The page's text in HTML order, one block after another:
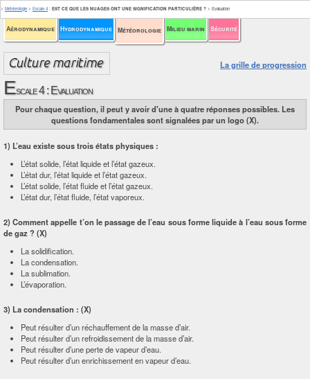
Aérodynamique Hydrodynamique Météorologie Milieu marin Sécurité
> Météorologie > Escale 4 : EST CE QUE LES NUAGES ONT UNE SIGNIFICATION PARTICULIÈRE ? > Evaluation
La grille de progression
Escale 4 : Evaluation
Pour chaque question, il peut y avoir d'une à quatre réponses possibles. Les
questions fondamentales sont signalées par un logo (X).
1) L’eau existe sous trois états physiques :
L’état solide, l’état liquide et l’état gazeux.
L’état dur, l’état liquide et l’état gazeux.
L’état solide, l’état fluide et l’état gazeux.
L’état dur, l’état fluide, l’état vaporeux.
2) Comment appelle t’on le passage de l’eau sous forme liquide à l’eau sous forme
de gaz ? (X)
La solidification.
La condensation.
La sublimation.
L’évaporation.
3) La condensation : (X)
Peut résulter d’un réchauffement de la masse d’air.
Peut résulter d’un refroidissement de la masse d’air.
Peut résulter d’une perte de vapeur d’eau.
Peut résulter d’un enrichissement en vapeur d’eau.